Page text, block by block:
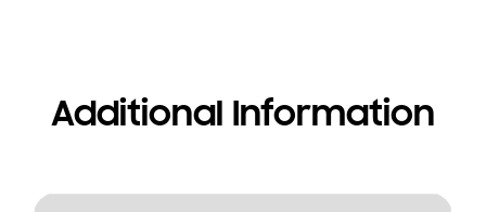
Additional Information